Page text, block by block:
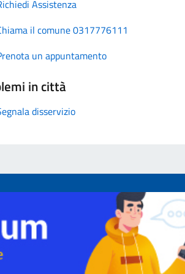
Assistenza
il comune 0317776111
un appuntamento
in città
disservizio